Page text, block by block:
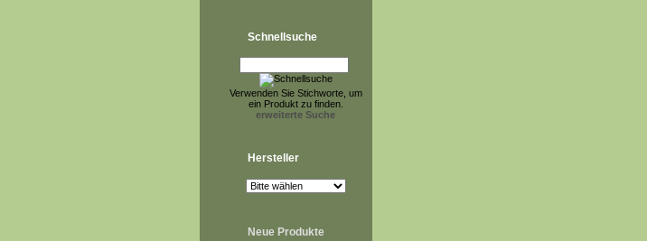
Schnellsuche
Verwenden Sie Stichworte, um
ein Produkt zu finden.
erweiterte Suche
Hersteller
Neue Produkte